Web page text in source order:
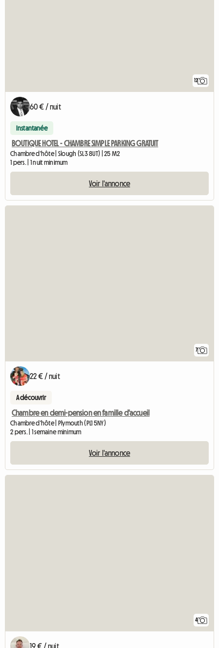
12
60 € / nuit
Instantanée
BOUTIQUE HOTEL - CHAMBRE SIMPLE PARKING GRATUIT
Chambre d'hôte | Slough (SL3 8UT) | 25 M2
1 pers. | 1 nuit minimum
Voir l'annonce
7
22 € / nuit
A découvrir
Chambre en demi-pension en famille d'accueil
Chambre d'hôte | Plymouth (PL1 5NY)
2 pers. | 1 semaine minimum
Voir l'annonce
4
19 € / nuit